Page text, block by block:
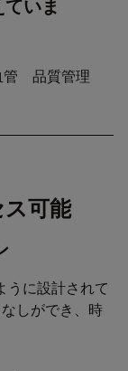
いま
管 品質管理
可能
うに設計されて
しができ、時